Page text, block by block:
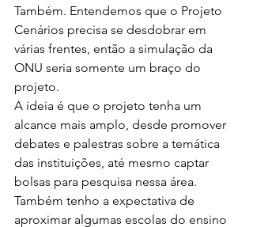
Também. Entendemos que o Projeto
Cenários precisa se desdobrar em
várias frentes, então a simulação da
ONU seria somente um braço do
projeto.
A ideia é que o projeto tenha um
alcance mais amplo, desde promover
debates e palestras sobre a temática
das instituições, até mesmo captar
bolsas para pesquisa nessa área.
Também tenho a expectativa de
aproximar algumas escolas do ensino